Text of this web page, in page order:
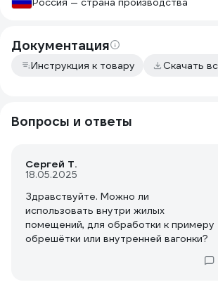
Документация
Инструкция к товару Скачать
Вопросы и ответы
Сергей Т.
18.05.2025
Здравствуйте. Можно ли
использовать внутри жилых
помещений, для обработки к примеру
обрешётки или внутренней вагонки?